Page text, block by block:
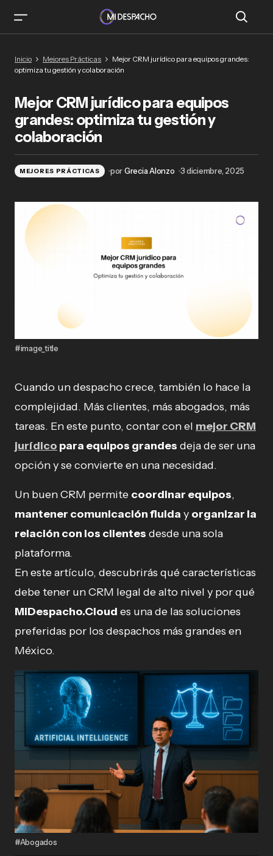
optimiza tu gestión y colaboración
Inicio Mejores Prácticas
Mejor CRM jurídico para equipos grandes:
optimiza tu gestión y colaboración
Mejor CRM jurídico para equipos
grandes: optimiza tu gestión y
colaboración
MEJORES PRÁCTICAS porGrecia Alonzo 3 diciembre, 2025
#image_title
Cuando un despacho crece, también lo hace la
complejidad. Más clientes, más abogados, más
tareas. En este punto, contar con el mejor CRM
jurídico para equipos grandes deja de ser una
opción y se convierte en una necesidad.
Un buen CRM permite coordinar equipos,
mantener comunicación fluida y organizar la
relación con los clientes desde una sola
plataforma.
En este artículo, descubrirás qué características
debe tener un CRM legal de alto nivel y por qué
MiDespacho.Cloud es una de las soluciones
preferidas por los despachos más grandes en
México.
#Abogados